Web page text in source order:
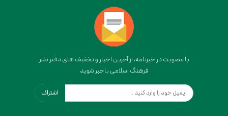
با عضویت در خبرنامه، از آخرین اخبار و تخفیف های دفتر نشر
فرهنگ اسلامی باخبر شوید
اشتراک